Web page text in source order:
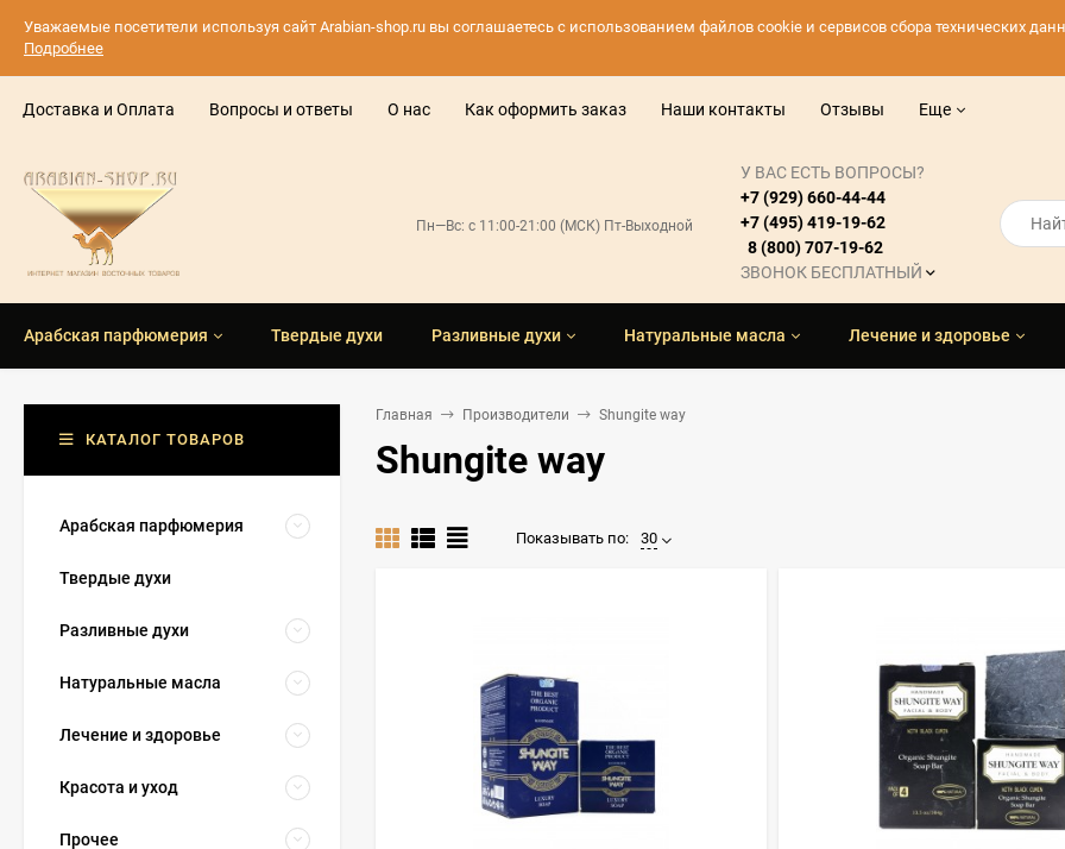
Уважаемые посетители используя сайт Arabian-shop.ru вы соглашаетесь с использованием файлов cookie и сервисов сбора технических
Подробнее
Доставка и Оплата Вопросы и ответы О нас Как оформить заказ Наши контакты Отзывы Еще
Пн—Вс: с 11:00-21:00 (МСК) Пт-Выходной
У ВАС ЕСТЬ ВОПРОСЫ?
+7 (929) 660-44-44
+7 (495) 419-19-62
8 (800) 707-19-62
ЗВОНОК БЕСПЛАТНЫЙ
Арабская парфюмерия Твердые духи Разливные духи Натуральные масла Лечение и здоровье
Главная Производители Shungite way
Shungite way
Показывать по: 30
КАТАЛОГ ТОВАРОВ
Арабская парфюмерия
Твердые духи
Разливные духи
Натуральные масла
Лечение и здоровье
Красота и уход
Прочее